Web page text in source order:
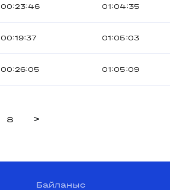
00:23:46 01:04:35
00:19:37 01:05:03
00:26:05 01:05:09
8 >
Байланыс